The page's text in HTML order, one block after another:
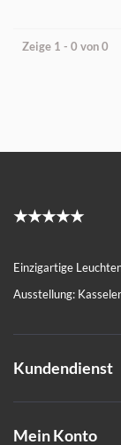
Zeige 1 - 0 von 0
★★★★★
Einzigartige
Ausstellung:
Kundendienst
Mein Konto